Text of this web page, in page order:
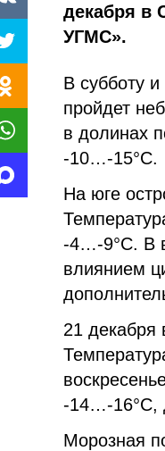
декабря в
УГМС».
В субботу
пройдет
в долинах
-10…-15°С.
На юге
-4…-9°С. В
влиянием
21 декабря
-14…-16°С,
Морозная